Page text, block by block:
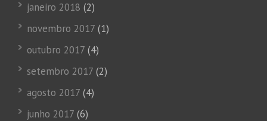
janeiro 2018 (2)
novembro 2017 (1)
outubro 2017 (4)
setembro 2017 (2)
agosto 2017 (4)
junho 2017 (6)